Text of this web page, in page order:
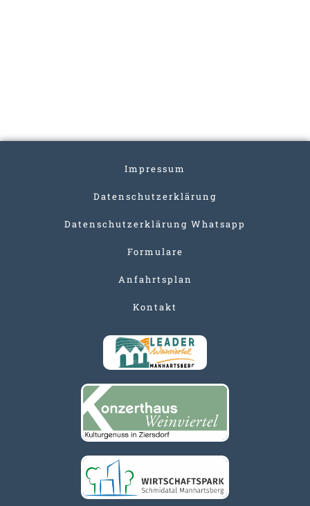
Impressum
Datenschutzerklärung
Datenschutzerklärung Whatsapp
Formulare
Anfahrtsplan
Kontakt